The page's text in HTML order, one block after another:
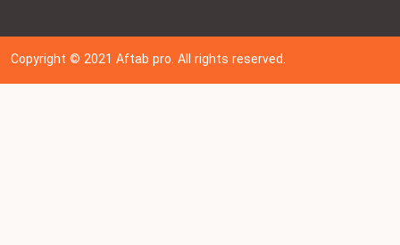
Copyright © 202 1Aftab pro. All rights reserved.